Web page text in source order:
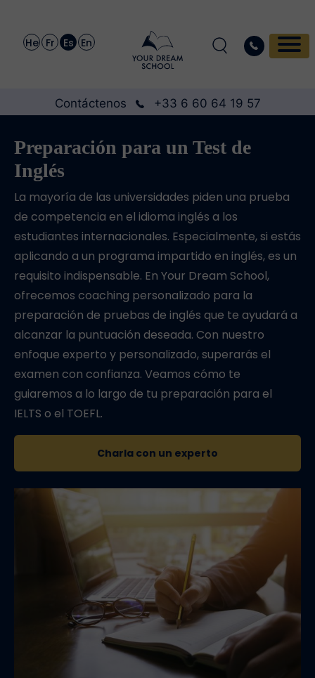
He Fr Es En
Contáctenos +33 6 60 64 19 57
Preparación para un Test de
Inglés
La mayoría de las universidades piden una prueba
de competencia en el idioma inglés a los
estudiantes internacionales. Especialmente, si estás
aplicando a un programa impartido en inglés, es un
requisito indispensable. En Your Dream School,
ofrecemos coaching personalizado para la
preparación de pruebas de inglés que te ayudará a
alcanzar la puntuación deseada. Con nuestro
enfoque experto y personalizado, superarás el
examen con confianza. Veamos cómo te
guiaremos a lo largo de tu preparación para el
IELTS o el TOEFL.
Charla con un experto